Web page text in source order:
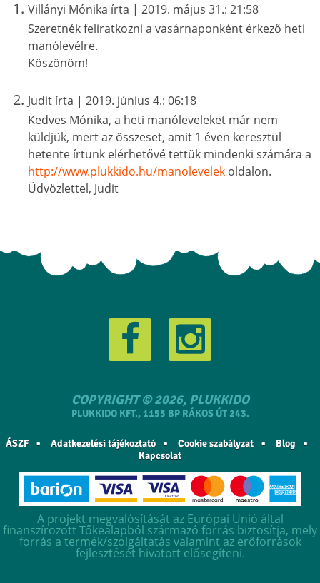
Villányi Mónika írta | 2019. május 31.: 21:58
Szeretnék feliratkozni a vasárnaponként érkező heti
manólevélre.
Köszönöm!
Judit írta | 2019. június 4.: 06:18
Kedves Mónika, a heti manóleveleket már nem
küldjük, mert az összeset, amit 1 éven keresztül
hetente írtunk elérhetővé tettük mindenki számára a
http://www.plukkido.hu/manolevelekoldalon.
Üdvözlettel, Judit
COPYRIGHT © 2026, PLUKKIDO
PLUKKIDO KFT., 1155 BP RÁKOS ÚT 243.
ÁSZF Adatkezelési tájékoztató Cookie szabályzat
Blog
Kapcsolat
A projekt megvalósítását az Európai Unió által
finanszírozott Tőkealapból származó forrás biztosítja, mely
forrás a termék/szolgáltatás valamint az erőforrások
fejlesztését hivatott elősegíteni.